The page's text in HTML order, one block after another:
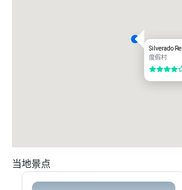
Silverado
度假村
4/5
当地景点